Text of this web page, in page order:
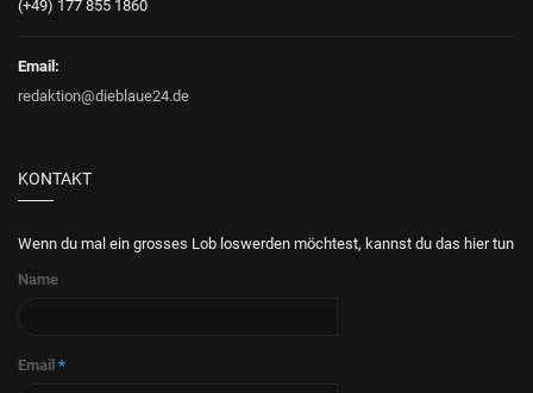
(+49) 177 855 1860
Email:
redaktion@dieblaue24.de
KONTAKT
Wenn du mal ein grosses Lob loswerden möchtest, kannst du das hier tun
Name
Email *